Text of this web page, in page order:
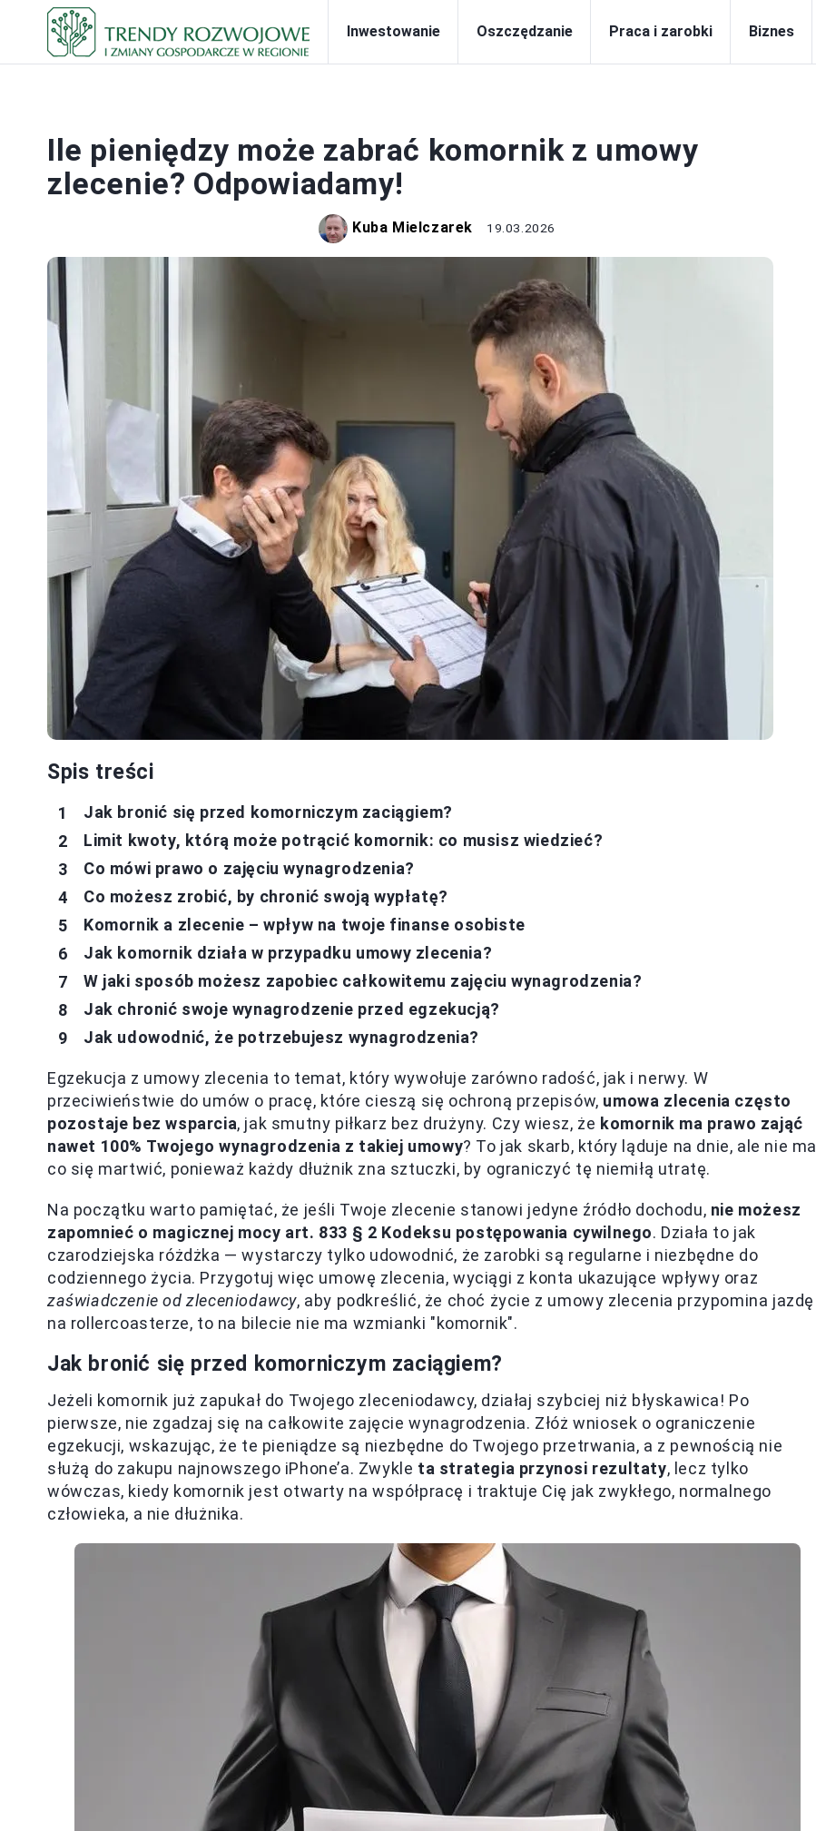
Inwestowanie Oszczędzanie Praca i zarobki Biznes
Ile pieniędzy może zabrać komornik z umowy
zlecenie? Odpowiadamy!
Kuba Mielczarek 19.03.2026
Spis treści
Jak bronić się przed komorniczym zaciągiem?
Limit kwoty, którą może potrącić komornik: co musisz wiedzieć?
Co mówi prawo o zajęciu wynagrodzenia?
Co możesz zrobić, by chronić swoją wypłatę?
Komornik a zlecenie – wpływ na twoje finanse osobiste
Jak komornik działa w przypadku umowy zlecenia?
W jaki sposób możesz zapobiec całkowitemu zajęciu wynagrodzenia?
Jak chronić swoje wynagrodzenie przed egzekucją?
Jak udowodnić, że potrzebujesz wynagrodzenia?
Egzekucja z umowy zlecenia to temat, który wywołuje zarówno radość, jak i nerwy. W
przeciwieństwie do umów o pracę, które cieszą się ochroną przepisów, umowa zlecenia często
pozostaje bez wsparcia, jak smutny piłkarz bez drużyny. Czy wiesz, że komornik ma prawo zająć
nawet 100% Twojego wynagrodzenia z takiej umowy? To jak skarb, który ląduje na dnie, ale nie ma
co się martwić, ponieważ każdy dłużnik zna sztuczki, by ograniczyć tę niemiłą utratę.
Na początku warto pamiętać, że jeśli Twoje zlecenie stanowi jedyne źródło dochodu, nie możesz
zapomnieć o magicznej mocy art. 833 § 2 Kodeksu postępowania cywilnego. Działa to jak
czarodziejska różdżka — wystarczy tylko udowodnić, że zarobki są regularne i niezbędne do
codziennego życia. Przygotuj więc umowę zlecenia, wyciągi z konta ukazujące wpływy oraz
zaświadczenie od zleceniodawcy, aby podkreślić, że choć życie z umowy zlecenia przypomina jazdę
na rollercoasterze, to na bilecie nie ma wzmianki "komornik".
Jak bronić się przed komorniczym zaciągiem?
Jeżeli komornik już zapukał do Twojego zleceniodawcy, działaj szybciej niż błyskawica! Po
pierwsze, nie zgadzaj się na całkowite zajęcie wynagrodzenia. Złóż wniosek o ograniczenie
egzekucji, wskazując, że te pieniądze są niezbędne do Twojego przetrwania, a z pewnością nie
służą do zakupu najnowszego iPhone’a. Zwykle ta strategia przynosi rezultaty, lecz tylko
wówczas, kiedy komornik jest otwarty na współpracę i traktuje Cię jak zwykłego, normalnego
człowieka, a nie dłużnika.